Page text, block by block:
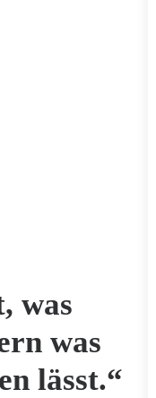
was
was
lässt.“